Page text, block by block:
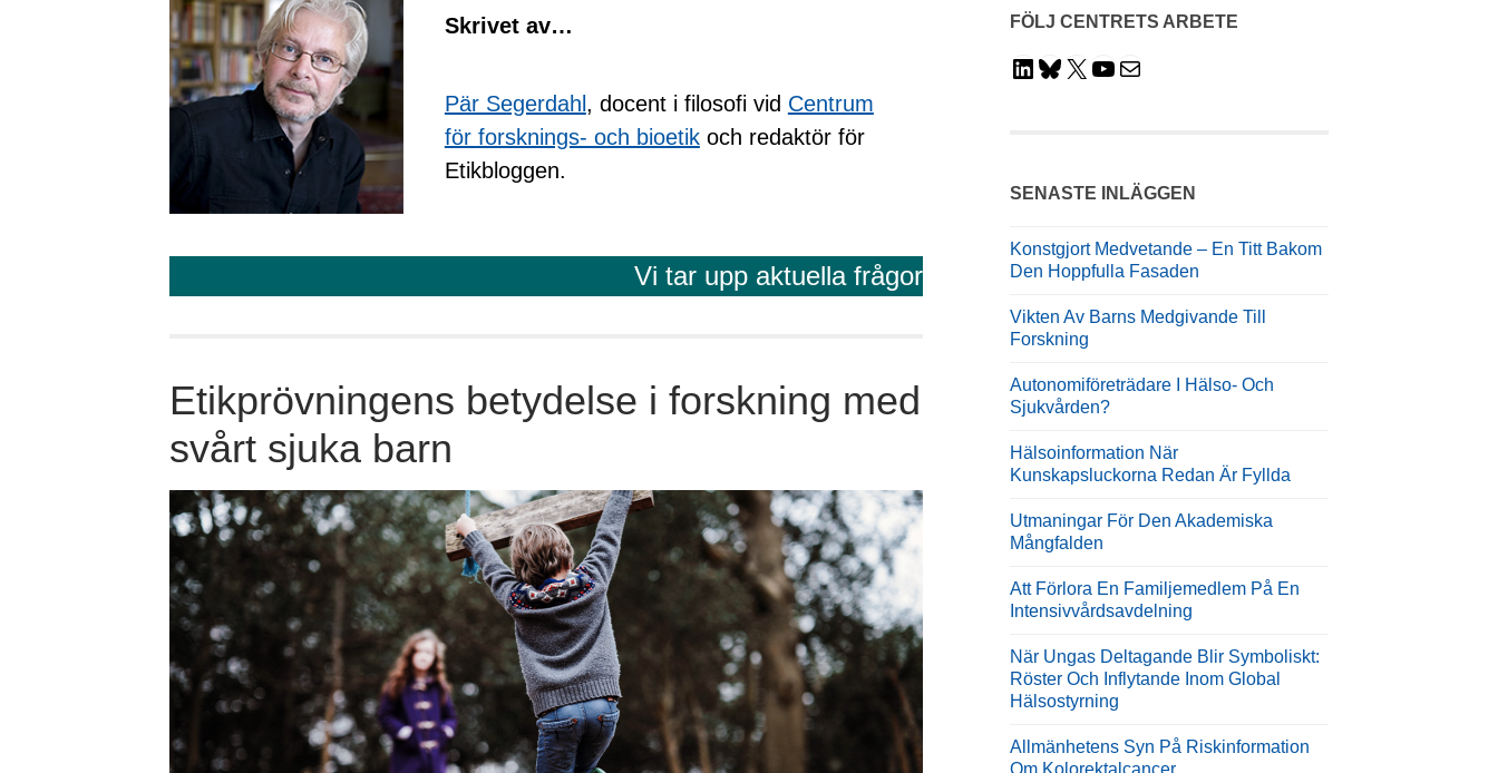
Skrivet av…
Pär Segerdahl, docent i filosofi vid Centrum
för forsknings- och bioetikoch redaktör för
Etikbloggen.
Vi tar upp aktuella frågor
Etikprövningens betydelse i forskning med
svårt sjuka barn
FÖLJ CENTRETS ARBETE
LinkedIn
Bluesky
X YouTube
E-Post
SENASTE INLÄGGEN
Konstgjort Medvetande – En Titt Bakom
Den Hoppfulla Fasaden
Vikten Av Barns Medgivande Till
Forskning
Autonomiföreträdare I Hälso- Och
Sjukvården?
Hälsoinformation När
Kunskapsluckorna Redan Är Fyllda
Utmaningar För Den Akademiska
Mångfalden
Att Förlora En Familjemedlem På En
Intensivvårdsavdelning
När Ungas Deltagande Blir Symboliskt:
Röster Och Inflytande Inom Global
Hälsostyrning
Allmänhetens Syn På Riskinformation
Om Kolorektalcancer